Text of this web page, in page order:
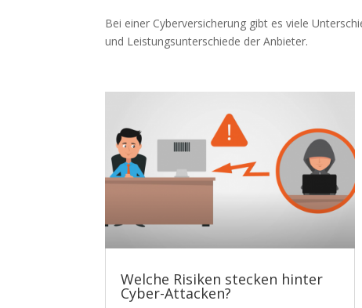
Bei einer Cyberversicherung gibt es viele
und Leistungsunterschiede der Anbieter.
Welche Risiken stecken hinter
Cyber-Attacken?